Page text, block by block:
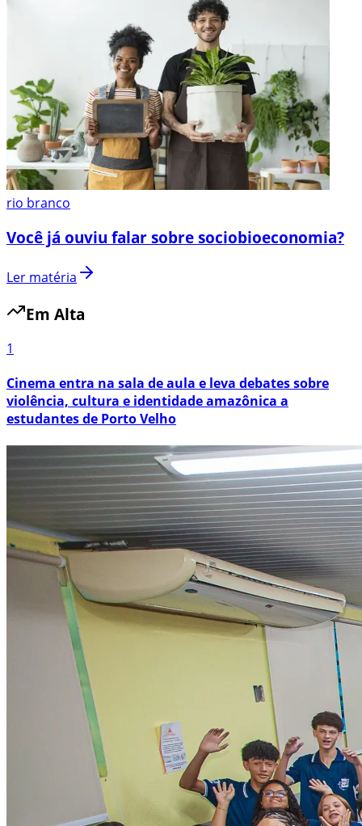
rio branco
Você já ouviu falar sobre sociobioeconomia?
Ler matéria
Em Alta
1
Cinema entra na sala de aula e leva debates sobre
violência, cultura e identidade amazônica a
estudantes de Porto Velho